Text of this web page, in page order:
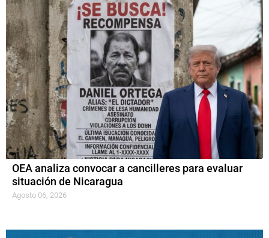
OEA analiza convocar a cancilleres para evaluar
situación de Nicaragua
Agosto 06, 2026